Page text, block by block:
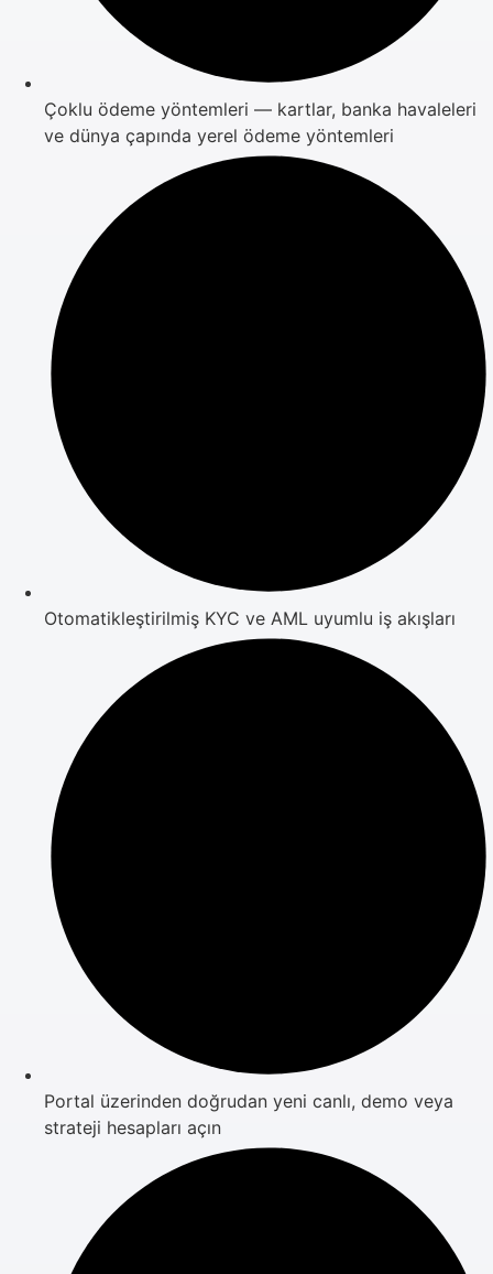
Çoklu ödeme yöntemleri — kartlar, banka havaleleri
ve dünya çapında yerel ödeme yöntemleri
Otomatikleştirilmiş KYC ve AML uyumlu iş akışları
Portal üzerinden doğrudan yeni canlı, demo veya
strateji hesapları açın